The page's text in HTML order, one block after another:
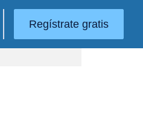
Regístrate gratis